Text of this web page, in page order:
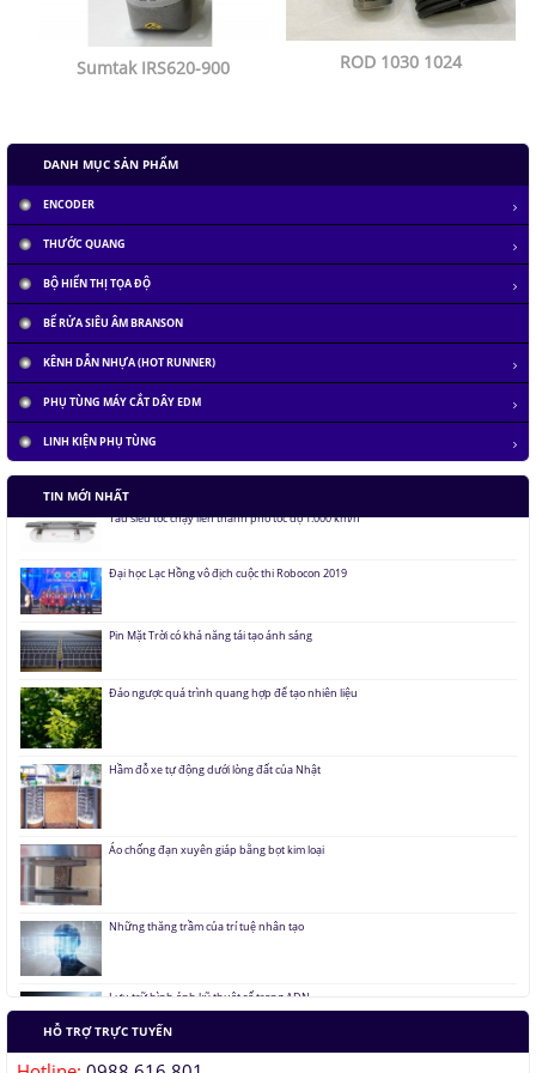
Sumtak IRS620-900 ROD 1030 1024
DANH MỤC SẢN PHẨM
ENCODER
THƯỚC QUANG
BỘ HIỂN THỊ TỌA ĐỘ
BỂ RỬA SIÊU ÂM BRANSON
KÊNH DẪN NHỰA (HOT RUNNER)
PHỤ TÙNG MÁY CẮT DÂY EDM
LINH KIỆN PHỤ TÙNG
TIN MỚI NHẤTTàu siêu tốc chạy liên thành phố tốc độ 1.000 km/h
Tàu siêu tốc chạy liên thành phố tốc độ 1.000 km/h
HỖ TRỢ TRỰC TUYẾN